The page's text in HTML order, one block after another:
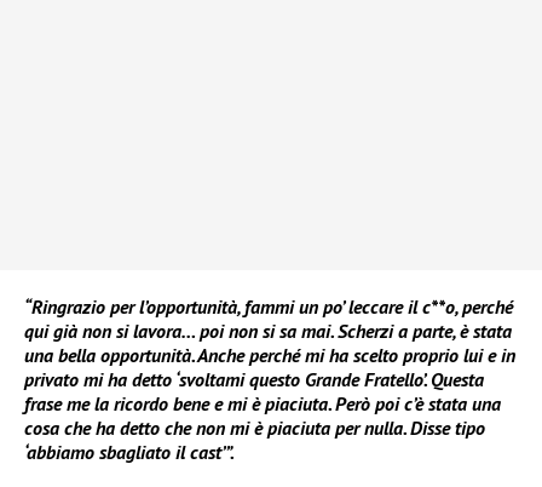
“Ringrazio per l’opportunità, fammi un po’ leccare il c**o, perché
qui già non si lavora… poi non si sa mai. Scherzi a parte, è stata
una bella opportunità. Anche perché mi ha scelto proprio lui e in
privato mi ha detto ‘svoltami questo Grande Fratello’. Questa
frase me la ricordo bene e mi è piaciuta. Però poi c’è stata una
cosa che ha detto che non mi è piaciuta per nulla. Disse tipo
‘abbiamo sbagliato il cast’”.